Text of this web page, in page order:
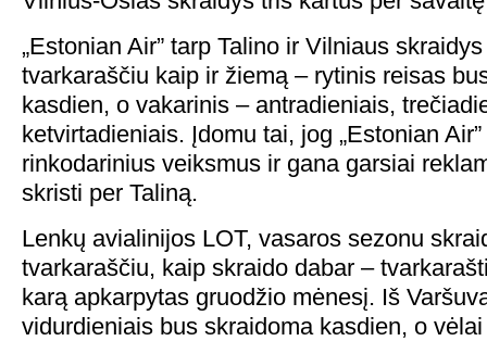
„Estonian Air” tarp Talino ir Vilniaus
tvarkaraščiu kaip ir žiemą – rytinis reisas
kasdien, o vakarinis – antradieniais,
ketvirtadieniais. Įdomu tai, jog „Estonian
rinkodarinius veiksmus ir gana garsiai
skristi per Taliną.
Lenkų avialinijos LOT, vasaros sezonu
tvarkaraščiu, kaip skraido dabar –
karą apkarpytas gruodžio mėnesį. Iš
vidurdieniais bus skraidoma kasdien, o